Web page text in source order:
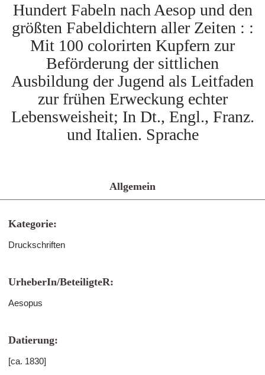
Hundert Fabeln nach Aesop und den
größten Fabeldichtern aller Zeiten : :
Mit 100 colorirten Kupfern zur
Beförderung der sittlichen
Ausbildung der Jugend als Leitfaden
zur frühen Erweckung echter
Lebensweisheit; In Dt., Engl., Franz.
und Italien. Sprache
Allgemein
Kategorie:
Druckschriften
UrheberIn/BeteiligteR:
Aesopus
Datierung:
[ca. 1830]